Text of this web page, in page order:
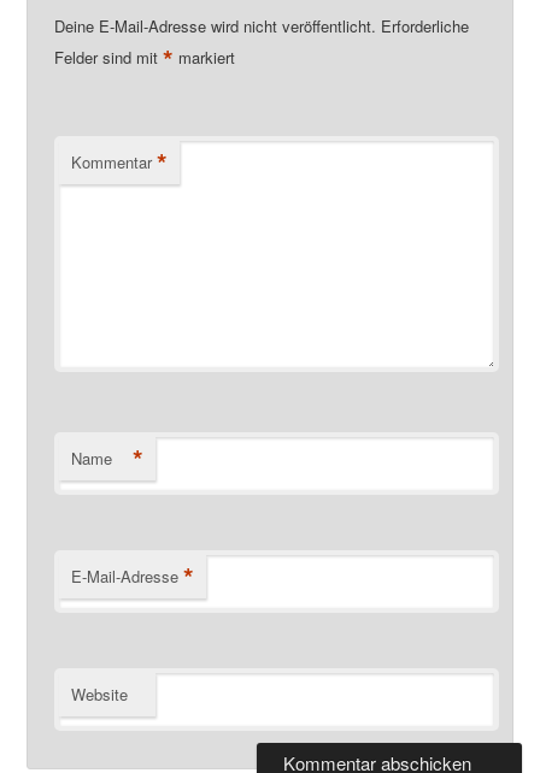
Deine E-Mail-Adresse wird nicht veröffentlicht. Erforderliche
Felder sind mit * markiert
Kommentar *
Name *
E-Mail-Adresse *
Website